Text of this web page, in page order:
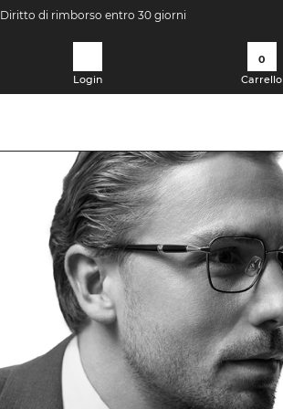
Diritto di rimborso entro 30 giorni
Login
0
Carrello